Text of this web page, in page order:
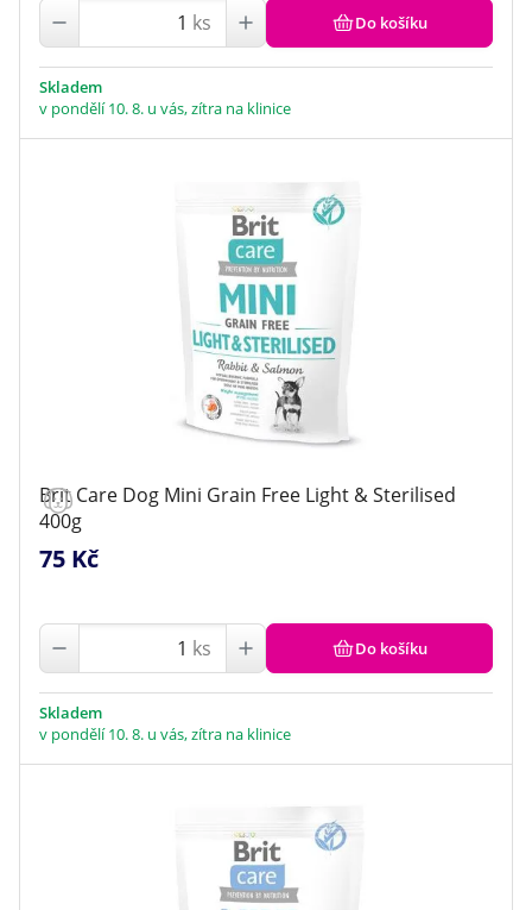
ks Do košíku
Skladem
v pondělí 10. 8. u vás, zítra na klinice
Brit Care Dog Mini Grain Free Light & Sterilised
400g
75 Kč
ks Do košíku
Skladem
v pondělí 10. 8. u vás, zítra na klinice